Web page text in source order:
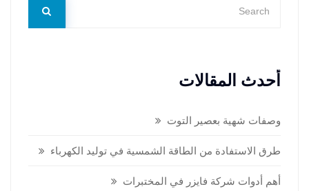
أحدث المقالات
وصفات شهية بعصير التوت
طرق الاستفادة من الطاقة الشمسية في توليد الكهرباء
أهم أدوات شركة فايزر في المختبرات